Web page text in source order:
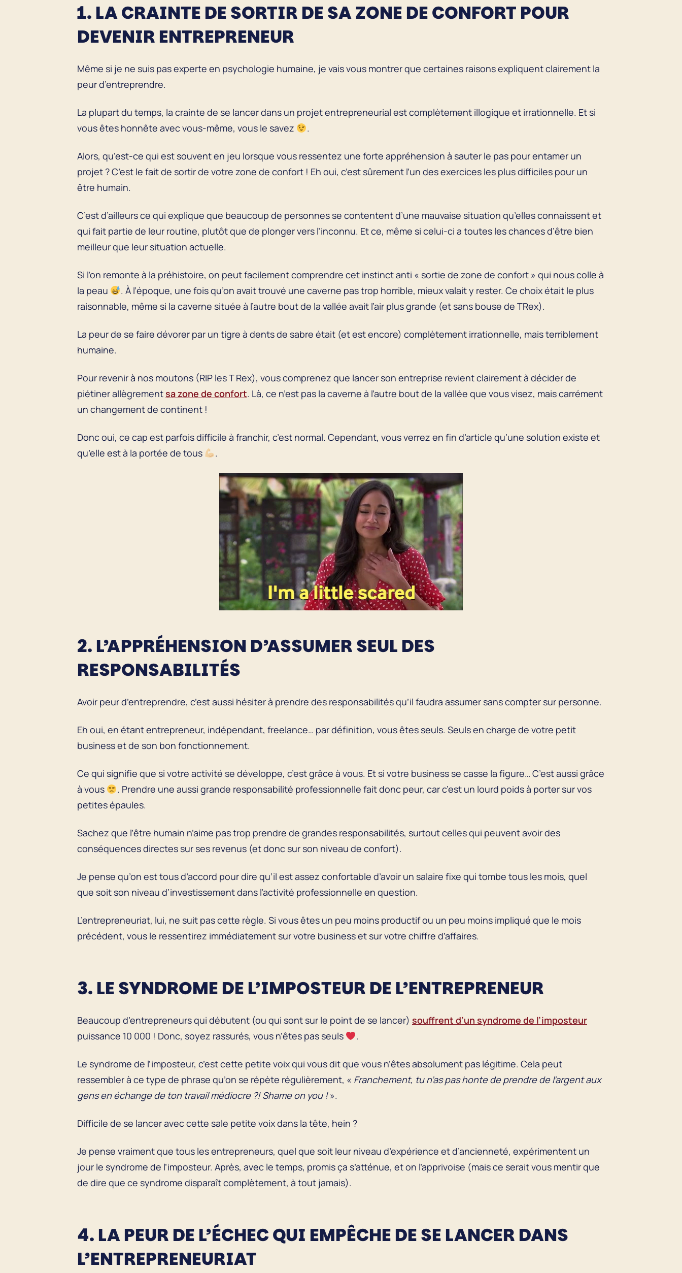
1. LA CRAINTE DE SORTIR DE SA ZONE DE CONFORT POUR
DEVENIR ENTREPRENEUR
Même si je ne suis pas experte en psychologie humaine, je vais vous montrer que certaines raisons expliquent clairement la
peur d’entreprendre.
La plupart du temps, la crainte de se lancer dans un projet entrepreneurial est complètement illogique et irrationnelle. Et si
vous êtes honnête avec vous-même, vous le savez
.
Alors, qu’est-ce qui est souvent en jeu lorsque vous ressentez une forte appréhension à sauter le pas pour entamer un
projet ? C’est le fait de sortir de votre zone de confort ! Eh oui, c’est sûrement l’un des exercices les plus difficiles pour un
être humain.
C’est d’ailleurs ce qui explique que beaucoup de personnes se contentent d’une mauvaise situation qu’elles connaissent et
qui fait partie de leur routine, plutôt que de plonger vers l’inconnu. Et ce, même si celui-ci a toutes les chances d’être bien
meilleur que leur situation actuelle.
Si l’on remonte à la préhistoire, on peut facilement comprendre cet instinct anti « sortie de zone de confort » qui nous colle à
la peau
. À l’époque, une fois qu’on avait trouvé une caverne pas trop horrible, mieux valait y rester. Ce choix était le plus
raisonnable, même si la caverne située à l’autre bout de la vallée avait l’air plus grande (et sans bouse de TRex).
La peur de se faire dévorer par un tigre à dents de sabre était (et est encore) complètement irrationnelle, mais terriblement
humaine.
Pour revenir à nos moutons (RIP les T Rex), vous comprenez que lancer son entreprise revient clairement à décider de
piétiner allègrementsa zone de confort. Là, ce n’est pas la caverne à l’autre bout de la vallée que vous visez, mais carrément
un changement de continent !
Donc oui, ce cap est parfois difficile à franchir, c’est normal. Cependant, vous verrez en fin d’article qu’une solution existe et
qu’elle est à la portée de tous
.
2. L’APPRÉHENSION D’ASSUMER SEUL DES
RESPONSABILITÉS
Avoir peur d’entreprendre, c’est aussi hésiter à prendre des responsabilités qu’il faudra assumer sans compter sur personne.
Eh oui, en étant entrepreneur, indépendant, freelance… par définition, vous êtes seuls. Seuls en charge de votre petit
business et de son bon fonctionnement.
Ce qui signifie que si votre activité se développe, c’est grâce à vous. Et si votre business se casse la figure… C’est aussi grâce
à vous
. Prendre une aussi grande responsabilité professionnelle fait donc peur, car c’est un lourd poids à porter sur vos
petites épaules.
Sachez que l’être humain n’aime pas trop prendre de grandes responsabilités, surtout celles qui peuvent avoir des
conséquences directes sur ses revenus (et donc sur son niveau de confort).
Je pense qu’on est tous d’accord pour dire qu’il est assez confortable d’avoir un salaire fixe qui tombe tous les mois, quel
que soit son niveau d’investissement dans l’activité professionnelle en question.
L’entrepreneuriat, lui, ne suit pas cette règle. Si vous êtes un peu moins productif ou un peu moins impliqué que le mois
précédent, vous le ressentirez immédiatement sur votre business et sur votre chiffre d’affaires.
3. LE SYNDROME DE L’IMPOSTEUR DE L’ENTREPRENEUR
Beaucoup d’entrepreneurs qui débutent (ou qui sont sur le point de se lancer) souffrent d’un syndrome de l’imposteur
puissance 10 000 ! Donc, soyez rassurés, vous n’êtes pas seuls
.
Le syndrome de l’imposteur, c’est cette petite voix qui vous dit que vous n’êtes absolument pas légitime. Cela peut
ressembler à ce type de phrase qu’on se répète régulièrement, « Franchement, tu n’as pas honte de prendre de l’argent aux
gens en échange de ton travail médiocre ?! Shame on you !».
Difficile de se lancer avec cette sale petite voix dans la tête, hein ?
Je pense vraiment que tous les entrepreneurs, quel que soit leur niveau d’expérience et d’ancienneté, expérimentent un
jour le syndrome de l’imposteur. Après, avec le temps, promis ça s’atténue, et on l’apprivoise (mais ce serait vous mentir que
de dire que ce syndrome disparaît complètement, à tout jamais).
4. LA PEUR DE L’ÉCHEC QUI EMPÊCHE DE SE LANCER DANS
L’ENTREPRENEURIAT